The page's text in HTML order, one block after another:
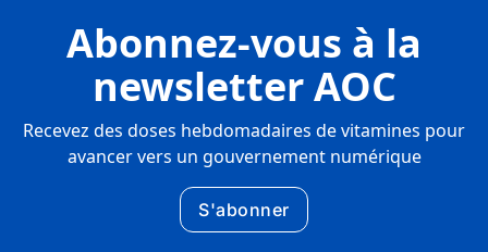
Abonnez-vous à la
newsletter AOC
Recevez des doses hebdomadaires de vitamines pour
avancer vers un gouvernement numérique
S'abonner